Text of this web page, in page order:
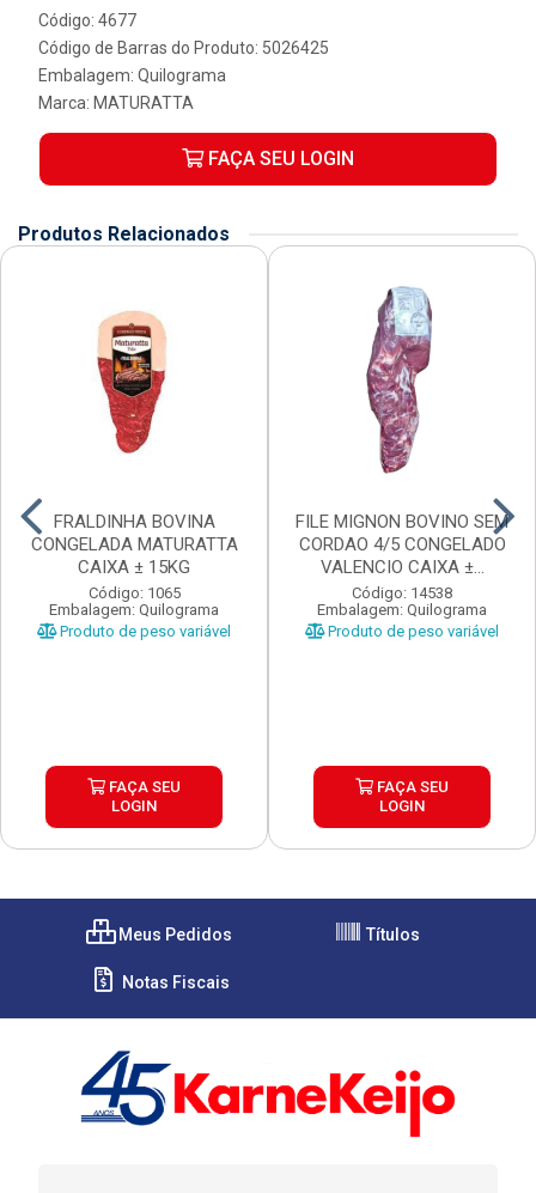
Código: 4677
Código de Barras do Produto: 5026425
Embalagem: Quilograma
Marca: MATURATTA
FAÇA SEU LOGIN
Produtos Relacionados
FRALDINHA BOVINA
CONGELADA MATURATTA
CAIXA ± 15KG
Código: 1065
Embalagem: Quilograma
Produto de peso variável
FAÇA SEU
LOGIN
FILE MIGNON BOVINO SEM
CORDAO 4/5 CONGELADO
VALENCIO CAIXA ±...
Código: 14538
Embalagem: Quilograma
Produto de peso variável
FAÇA SEU
LOGIN
Meus Pedidos Títulos
Notas Fiscais